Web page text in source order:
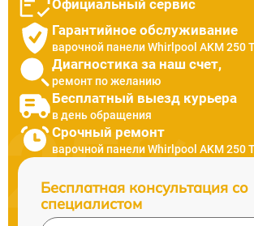
Официальный сервис
Гарантийное обслуживание
варочной панели Whirlpool AKM 250
Диагностика за наш счет,
ремонт по желанию
Бесплатный выезд курьера
в день обращения
Срочный ремонт
варочной панели Whirlpool AKM 250
Бесплатная консультация со
специалистом